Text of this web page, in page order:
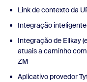
Link de contexto da
Integração
Integração de Ellkay
atuais a caminho
ZM
Aplicativo provedor